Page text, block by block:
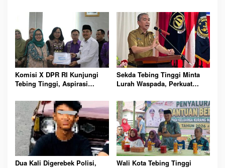
Rp261 Juta Setiap Bulan
Sorotan Utama
Komisi X DPR RI Kunjungi
Tebing Tinggi, Aspirasi
Sorotan Utama Nasional
Sekda Tebing Tinggi Minta
Lurah Waspada, Perkuat
Orang Sejak Sekarang
Dua Kali Digerebek Polisi,
Wali Kota Tebing Tinggi